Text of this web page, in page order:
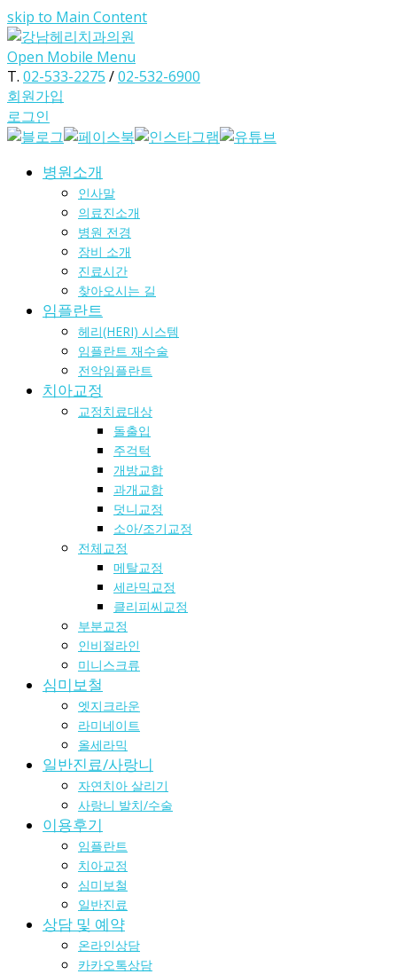
skip to Main Content
Open Mobile Menu
T. 02-533-2275 /02-532-6900
회원가입
로그인
병원소개
인사말
의료진소개
병원 전경
장비 소개
진료시간
찾아오시는 길
임플란트
헤리(HERI) 시스템
임플란트 재수술
전악임플란트
치아교정
교정치료대상
돌출입
주걱턱
개방교합
과개교합
덧니교정
소아/조기교정
전체교정
메탈교정
세라믹교정
클리피씨교정
부분교정
인비절라인
미니스크류
심미보철
엣지크라운
라미네이트
올세라믹
일반진료/사랑니
자연치아 살리기
사랑니 발치/수술
이용후기
임플란트
치아교정
심미보철
일반진료
상담 및 예약
온라인상담
카카오톡상담